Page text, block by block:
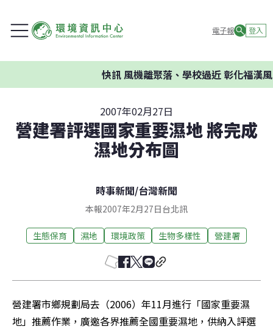
電子報 登入
快訊風機離聚落、學校過近 彰化福漢風
2007年02月27日
營建署評選國家重要濕地 將完成
濕地分布圖
時事新聞/台灣新聞
本報2007年2月27日台北訊
生態保育 濕地 環境政策 生物多樣性 營建署
營建署市鄉規劃局去（2006）年11月進行「國家重要濕
地」推薦作業，廣邀各界推薦全國重要濕地，供納入評選